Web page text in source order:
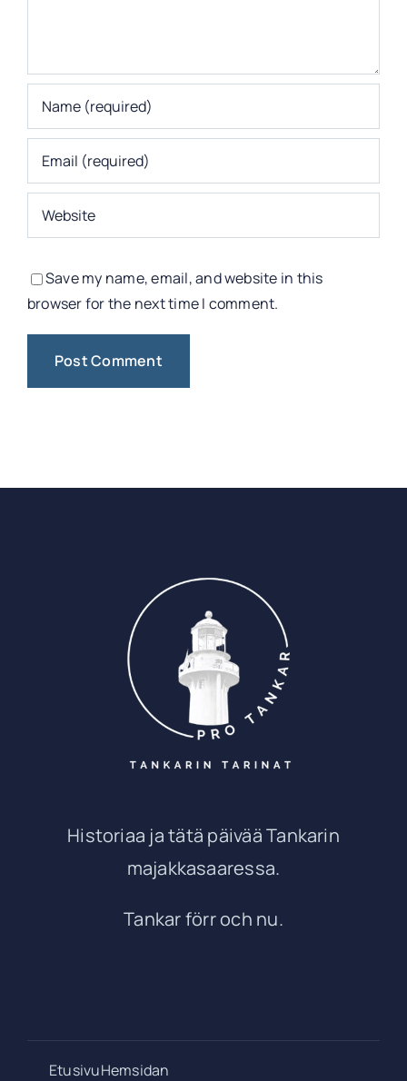
Save my name, email, and website in this
browser for the next time I comment.
Historiaa ja tätä päivää Tankarin
majakkasaaressa.
Tankar förr och nu.
EtusivuHemsidan